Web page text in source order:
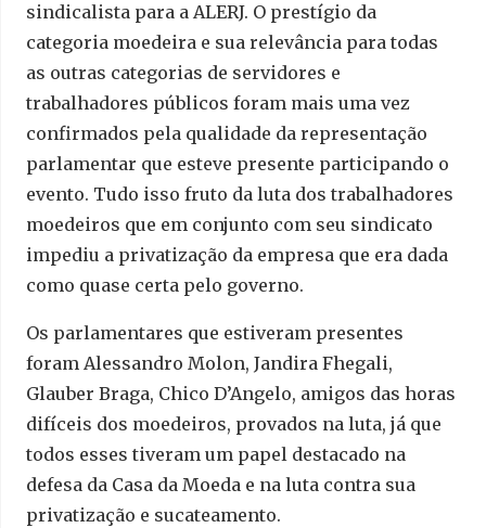
sindicalista para a ALERJ. O prestígio da
categoria moedeira e sua relevância para todas
as outras categorias de servidores e
trabalhadores públicos foram mais uma vez
confirmados pela qualidade da representação
parlamentar que esteve presente participando o
evento. Tudo isso fruto da luta dos trabalhadores
moedeiros que em conjunto com seu sindicato
impediu a privatização da empresa que era dada
como quase certa pelo governo.
Os parlamentares que estiveram presentes
foram Alessandro Molon, Jandira Fhegali,
Glauber Braga, Chico D’Angelo, amigos das horas
difíceis dos moedeiros, provados na luta, já que
todos esses tiveram um papel destacado na
defesa da Casa da Moeda e na luta contra sua
privatização e sucateamento.